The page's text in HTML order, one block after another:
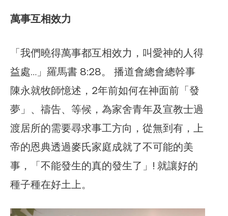
萬事互相效力
「我們曉得萬事都互相效力，叫愛神的人得
益處…」羅馬書 8:28。 播道會總會總幹事
陳永就牧師憶述，2年前如何在神面前「發
夢」、禱告、等候，為家舍青年及宣教士過
渡居所的需要尋求事工方向，從無到有，上
帝的恩典透過麥氏家庭成就了不可能的美
事，「不能發生的真的發生了」! 就讓好的
種子種在好土上。